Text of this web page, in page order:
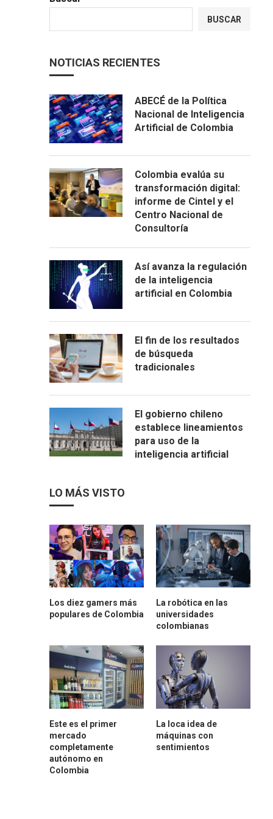
BUSCAR
NOTICIAS RECIENTES
ABECÉ de la Política
Nacional de Inteligencia
Artificial de Colombia
Colombia evalúa su
transformación digital:
informe de Cintel y el
Centro Nacional de
Consultoría
Así avanza la regulación
de la inteligencia
artificial en Colombia
El fin de los resultados
de búsqueda
tradicionales
El gobierno chileno
establece lineamientos
para uso de la
inteligencia artificial
LO MÁS VISTO
Los diez gamers más
populares de Colombia
La robótica en las
universidades
colombianas
Este es el primer
mercado
completamente
autónomo en
Colombia
La loca idea de
máquinas con
sentimientos